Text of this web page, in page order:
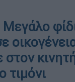
τιμόνι